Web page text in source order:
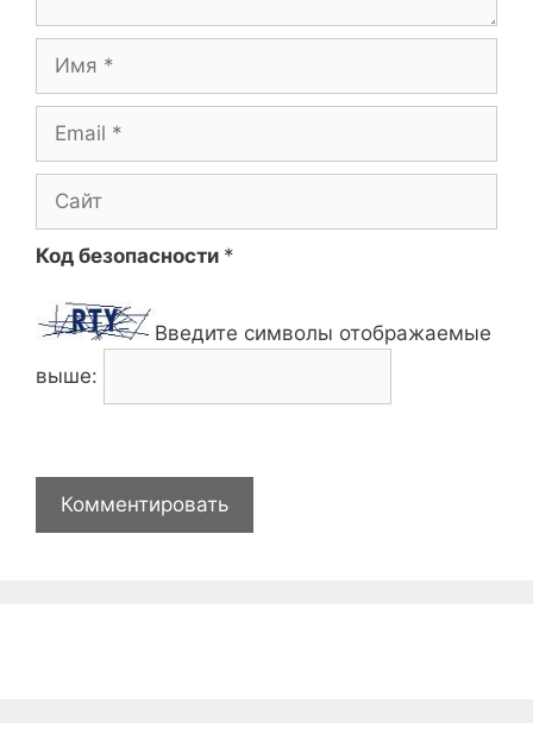
Код безопасности *
Введите символы отображаемые
выше: